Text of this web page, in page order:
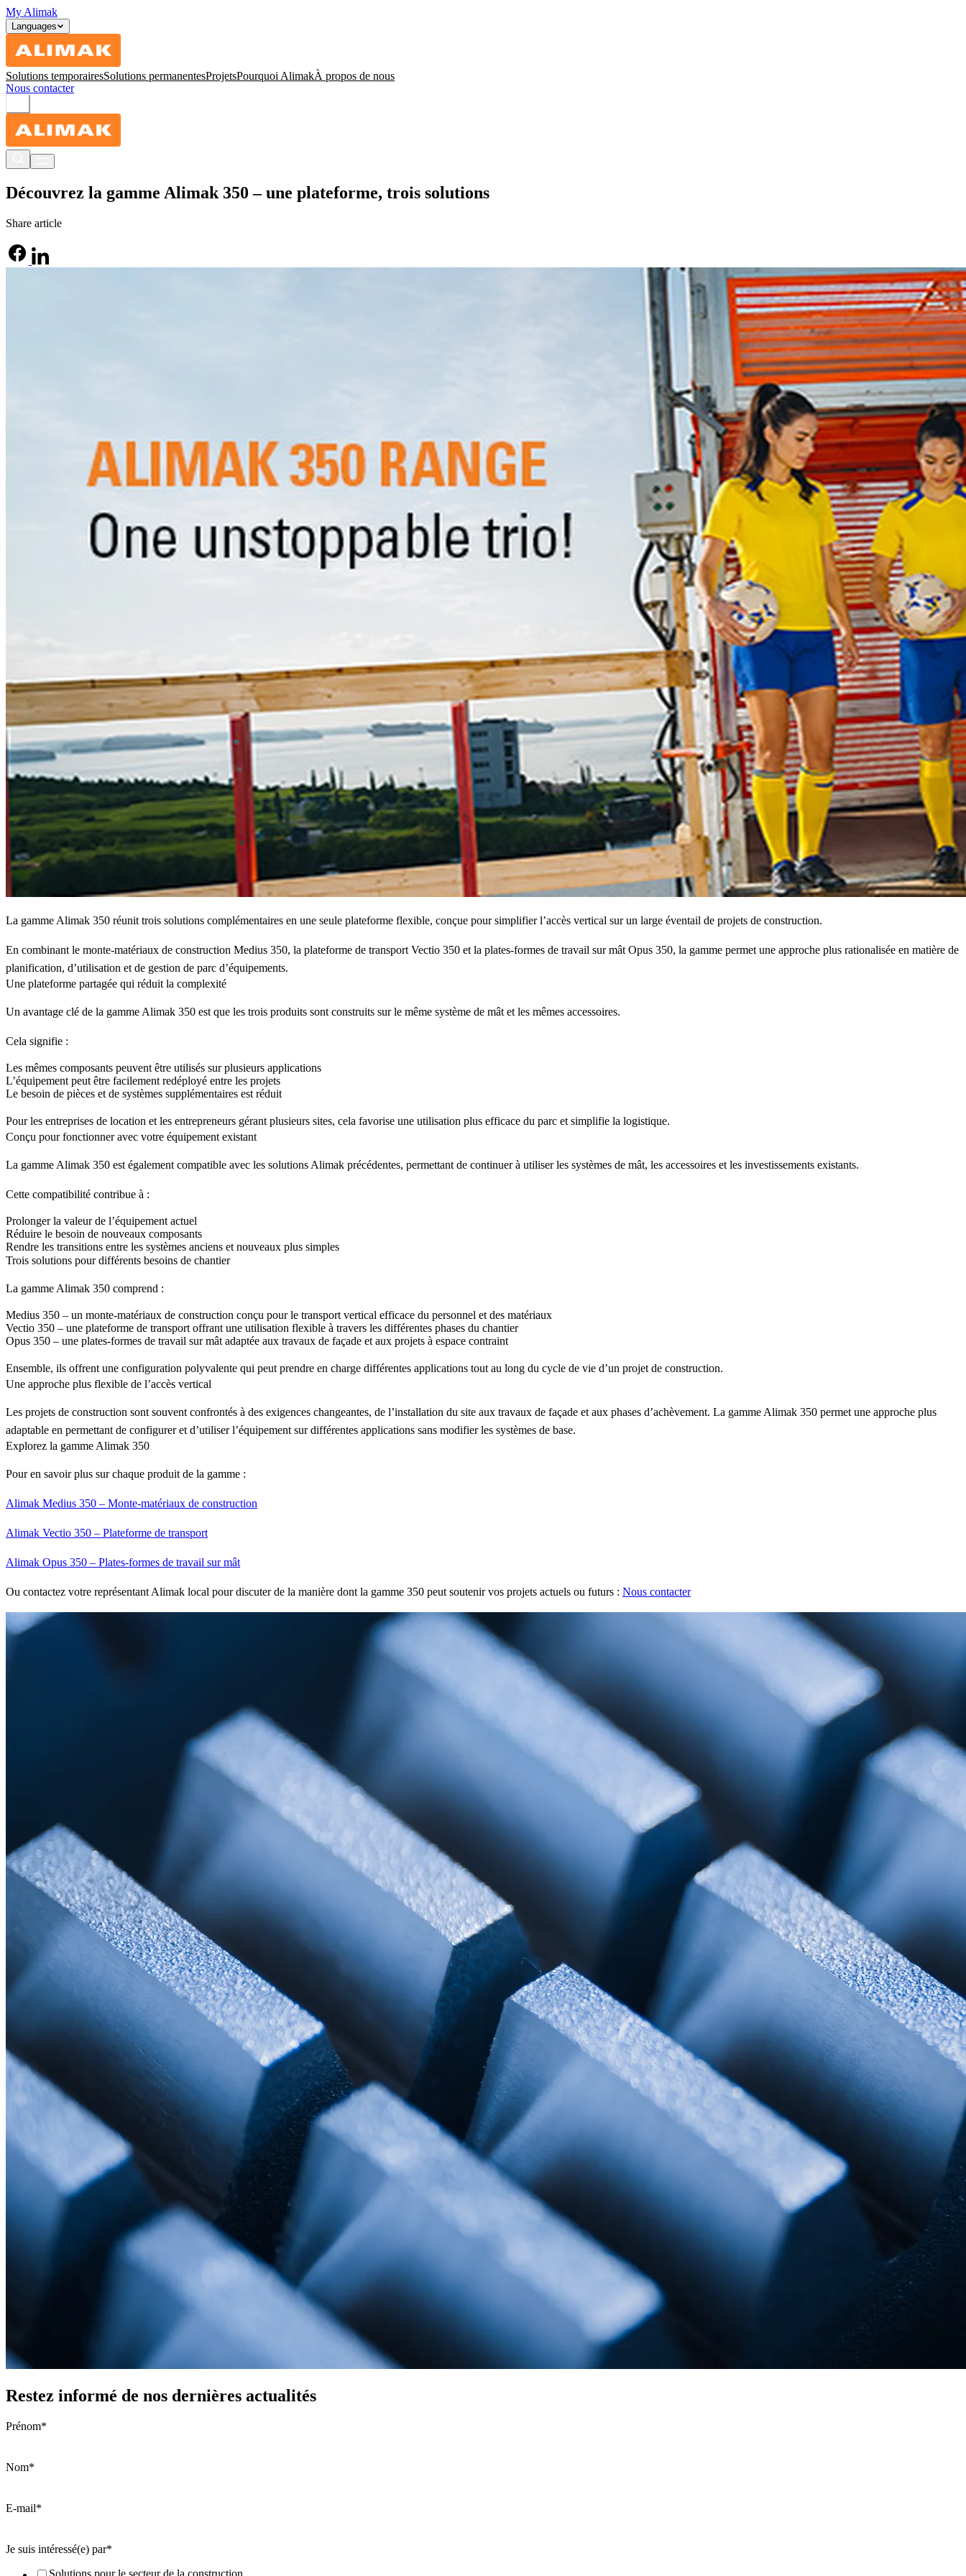
My Alimak
Languages
Solutions temporairesSolutions permanentesProjetsPourquoi AlimakÀ propos de nous
Nous contacter
Découvrez la gamme Alimak 350 – une plateforme, trois solutions
Share article
La gamme Alimak 350 réunit trois solutions complémentaires en une seule plateforme flexible, conçue pour simplifier l’accès vertical sur un large éventail de projets de construction.
En combinant le monte-matériaux de construction Medius 350, la plateforme de transport Vectio 350 et la plates-formes de travail sur mât Opus 350, la gamme permet une approche plus rationalisée en matière de
planification, d’utilisation et de gestion de parc d’équipements.
Une plateforme partagée qui réduit la complexité
Un avantage clé de la gamme Alimak 350 est que les trois produits sont construits sur le même système de mât et les mêmes accessoires.
Cela signifie :
Les mêmes composants peuvent être utilisés sur plusieurs applications
L’équipement peut être facilement redéployé entre les projets
Le besoin de pièces et de systèmes supplémentaires est réduit
Pour les entreprises de location et les entrepreneurs gérant plusieurs sites, cela favorise une utilisation plus efficace du parc et simplifie la logistique.
Conçu pour fonctionner avec votre équipement existant
La gamme Alimak 350 est également compatible avec les solutions Alimak précédentes, permettant de continuer à utiliser les systèmes de mât, les accessoires et les investissements existants.
Cette compatibilité contribue à :
Prolonger la valeur de l’équipement actuel
Réduire le besoin de nouveaux composants
Rendre les transitions entre les systèmes anciens et nouveaux plus simples
Trois solutions pour différents besoins de chantier
La gamme Alimak 350 comprend :
Medius 350 – un monte-matériaux de construction conçu pour le transport vertical efficace du personnel et des matériaux
Vectio 350 – une plateforme de transport offrant une utilisation flexible à travers les différentes phases du chantier
Opus 350 – une plates-formes de travail sur mât adaptée aux travaux de façade et aux projets à espace contraint
Ensemble, ils offrent une configuration polyvalente qui peut prendre en charge différentes applications tout au long du cycle de vie d’un projet de construction.
Une approche plus flexible de l’accès vertical
Les projets de construction sont souvent confrontés à des exigences changeantes, de l’installation du site aux travaux de façade et aux phases d’achèvement. La gamme Alimak 350 permet une approche plus
adaptable en permettant de configurer et d’utiliser l’équipement sur différentes applications sans modifier les systèmes de base.
Explorez la gamme Alimak 350
Pour en savoir plus sur chaque produit de la gamme :
Alimak Medius 350 – Monte-matériaux de construction
Alimak Vectio 350 – Plateforme de transport
Alimak Opus 350 – Plates-formes de travail sur mât
Ou contactez votre représentant Alimak local pour discuter de la manière dont la gamme 350 peut soutenir vos projets actuels ou futurs : Nous contacter
Restez informé de nos dernières actualités
Prénom*
Nom*
E-mail*
Je suis intéressé(e) par*
Solutions pour le secteur de la construction